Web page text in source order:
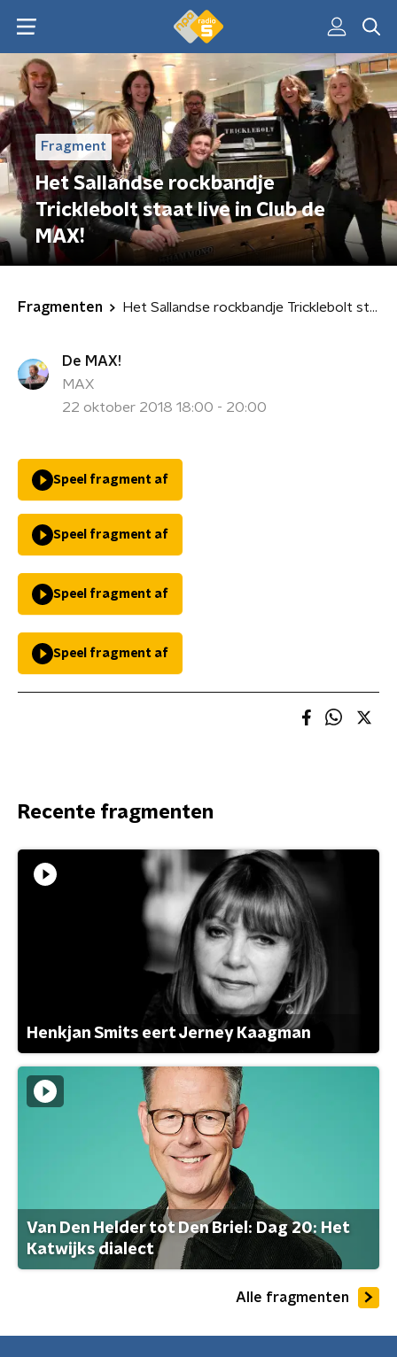
Fragment
Het Sallandse rockbandje
Tricklebolt staat live in Club de
MAX!
Fragmenten Het Sallandse rockbandje Tricklebolt staat live in Club de MAX!
De MAX!
MAX
22 oktober 2018 18:00 - 20:00
Speel fragment af
Speel fragment af
Speel fragment af
Speel fragment af
Recente fragmenten
Henkjan Smits eert Jerney Kaagman
Van Den Helder tot Den Briel: Dag 20: Het
Katwijks dialect
Alle fragmenten